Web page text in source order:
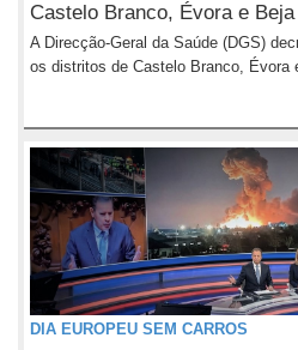
Castelo Branco, Évora e
A Direcção-Geral da Saúde (DGS)
os distritos de Castelo Branco, Évora
DIA EUROPEU SEM CARROS